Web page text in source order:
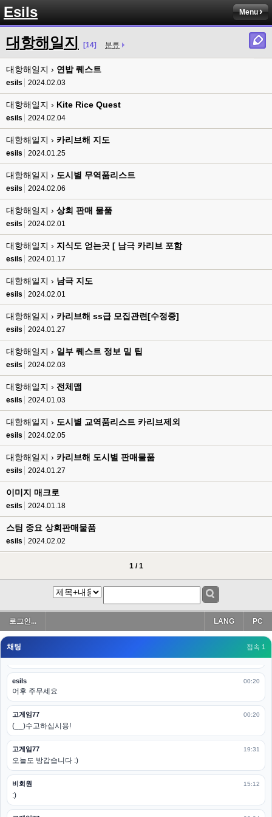
Esils Menu
대항해일지 [14] 분류
대항해일지 › 연밥 퀘스트
esils 2024.02.03
대항해일지 › Kite Rice Quest
esils 2024.02.04
대항해일지 › 카리브해 지도
esils 2024.01.25
대항해일지 › 도시별 무역품리스트
esils 2024.02.06
대항해일지 › 상회 판매 물품
esils 2024.02.01
대항해일지 › 지식도 얻는곳 [ 남극 카리브 포함
esils 2024.01.17
대항해일지 › 남극 지도
esils 2024.02.01
대항해일지 › 카리브해 ss급 모집관련[수정중]
esils 2024.01.27
대항해일지 › 일부 퀘스트 정보 밑 팁
esils 2024.02.03
대항해일지 › 전체맵
esils 2024.01.03
대항해일지 › 도시별 교역품리스트 카리브제외
esils 2024.02.05
대항해일지 › 카리브해 도시별 판매물품
esils 2024.01.27
이미지 매크로
esils 2024.01.18
스팀 중요 상회판매물품
esils 2024.02.02
1 / 1
로그인... PC
LANG
채팅 접속 1
esils 00:12
전 아녀요
고게임77 00:13
솔찍히 아직도 라이믹스보다 xe가 정이 더가긴합니다 ㅠ
솔직히 적응이 xe1이다보니깐 라이믹스는 비슷하면서 틀리니 적응이 안되요
그렇다고 코어랑 모듈 전부 마개조해버릴려니 난중 또 공식버전 올라오면 답
없을꺼같아서 ;;
esils
이제 정상동작이겟지 !
고게임77
오 정상 이네요!
비회원
ㅇ
esils
채팅치믄 바로 반영 정상 ㅋ
고게임77
접속자는 ip당 1명인가 보네요. 다른 브로우저로 접속해도 3명인거보면
esils
음
폰으로 접속해보니 3이 되는데
esils 00:18
나가도 3이네 하핫 ...
고게임77 00:18
ㅋㅋㅋㅋㅋㅋㅋㅋ
esils 00:19
이게 db 접속자수로 잡는형태로 해서 그런가 ;;
밑에 일반웹게임이 더있었네요
esils
esils 00:19
다 펼쳐두면 너무길어서 ..
esils 00:19
모바일로 보는데도 좀 불편하더라구요
고게임77 00:19
아 ㅋㅋ 내일도 심심하면 들리겠습니다. 벌써 12시가 넘었었네요
esils 00:20
어후 주무세요
고게임77 00:20
(__)수고하십시용!
고게임77 19:31
오늘도 방갑습니다 :)
비회원 15:12
:)